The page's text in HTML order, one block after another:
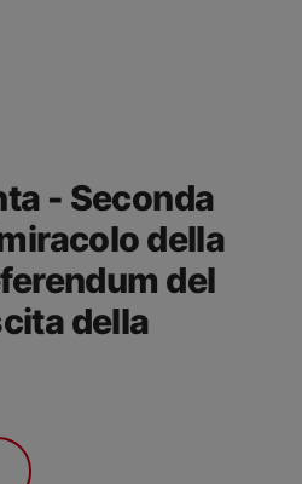
- Seconda
della
del
della